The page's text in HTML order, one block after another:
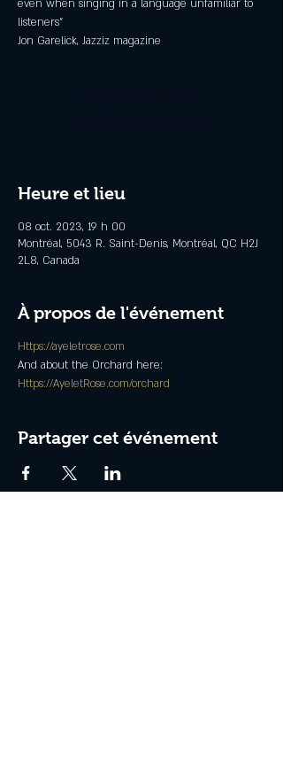
even when singing in a language unfamiliar to
listeners”
Jon Garelick, Jazziz magazine
Heure et lieu
08 oct. 2023, 19 h 00
Montréal, 5043 R. Saint-Denis, Montréal, QC H2J
2L8, Canada
À propos de l'événement
Https://ayeletrose.com
And about the Orchard here:
Https://AyeletRose.com/orchard
Partager cet événement